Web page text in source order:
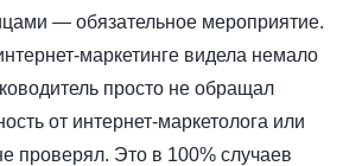
— обязательное мероприятие.
маркетинге видела немало
просто не обращал
от интернет-маркетолога или
проверял. Это в 100% случаев